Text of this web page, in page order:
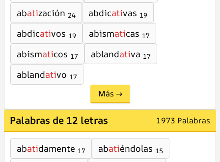
abatización 24 abdicativas 19
abdicativos 19 abismaticas 17
abismaticos 17 ablandativa 17
ablandativo 17
Más →
Palabras de 12 letras 1973 Palabras
abatidamente 17 abatiéndolas 15